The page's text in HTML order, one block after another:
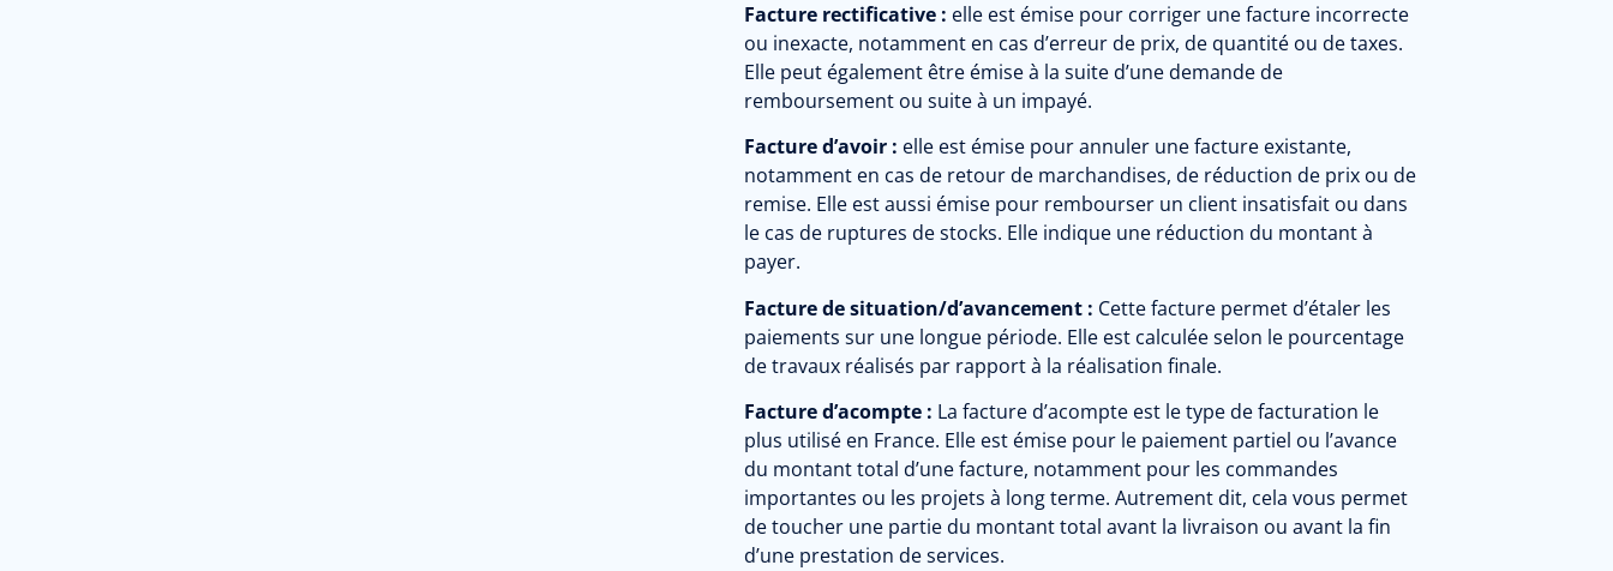
Facture rectificative : elle est émise pour corriger une facture incorrecte
ou inexacte, notamment en cas d’erreur de prix, de quantité ou de taxes.
Elle peut également être émise à la suite d’une demande de
remboursement ou suite à un impayé.
Facture d’avoir : elle est émise pour annuler une facture existante,
notamment en cas de retour de marchandises, de réduction de prix ou de
remise. Elle est aussi émise pour rembourser un client insatisfait ou dans
le cas de ruptures de stocks. Elle indique une réduction du montant à
payer.
Facture de situation/d’avancement : Cette facture permet d’étaler les
paiements sur une longue période. Elle est calculée selon le pourcentage
de travaux réalisés par rapport à la réalisation finale.
Facture d’acompte : La facture d’acompte est le type de facturation le
plus utilisé en France. Elle est émise pour le paiement partiel ou l’avance
du montant total d’une facture, notamment pour les commandes
importantes ou les projets à long terme. Autrement dit, cela vous permet
de toucher une partie du montant total avant la livraison ou avant la fin
d’une prestation de services.